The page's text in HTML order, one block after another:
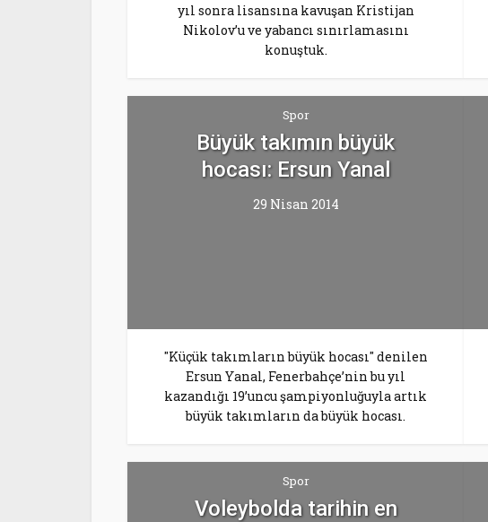
yıl sonra lisansına kavuşan Kristijan
Nikolov’u ve yabancı sınırlamasını
konuştuk.
Spor
Büyük takımın büyük
hocası: Ersun Yanal
29 Nisan 2014
"Küçük takımların büyük hocası" denilen
Ersun Yanal, Fenerbahçe’nin bu yıl
kazandığı 19’uncu şampiyonluğuyla artık
büyük takımların da büyük hocası.
Spor
Voleybolda tarihin en